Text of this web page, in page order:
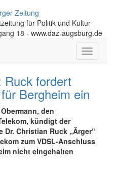
Zeitung
für Politik und Kultur
18 - www.daz-augsburg.de
Toggle
Ruck fordert
Bergheim ein
den
kündigt der
Dr. Christian Ruck „Ärger“
zum VDSL-Anschluss
nicht eingehalten